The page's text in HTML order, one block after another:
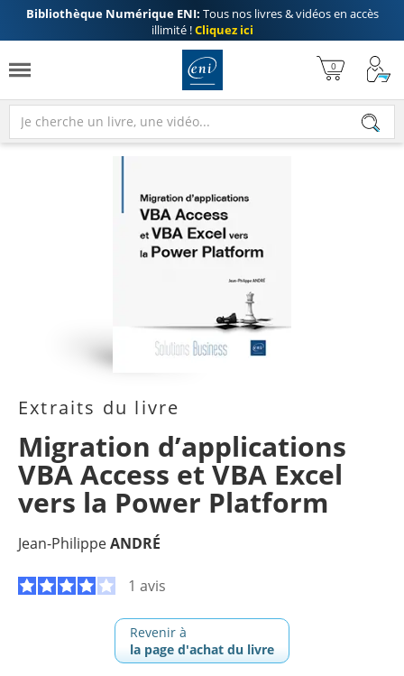
Bibliothèque Numérique ENI: Tous nos livres & vidéos en accès
illimité !Cliquez ici
Extraits du livre
Migration d’applications
VBA Access et VBA Excel
vers la Power Platform
Jean-PhilippeANDRÉ
1 avis
Revenir à
la page d'achat du livre